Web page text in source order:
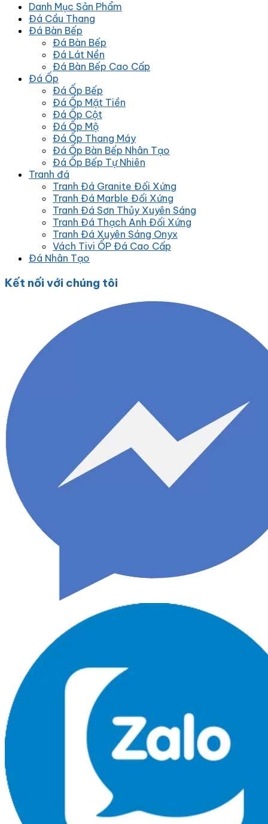
Danh Mục Sản Phẩm
Đá Cầu Thang
Đá Bàn Bếp
Đá Bàn Bếp
Đá Lát Nền
Đá Bàn Bếp Cao Cấp
Đá Ốp
Đá Ốp Bếp
Đá Ốp Mặt Tiền
Đá Ốp Cột
Đá Ốp Mộ
Đá Ốp Thang Máy
Đá Ốp Bàn Bếp Nhân Tạo
Đá Ốp Bếp Tự Nhiên
Tranh đá
Tranh Đá Granite Đối Xứng
Tranh Đá Marble Đối Xứng
Tranh Đá Sơn Thủy Xuyên Sáng
Tranh Đá Thạch Anh Đối Xứng
Tranh Đá Xuyên Sáng Onyx
Vách Tivi ỐP Đá Cao Cấp
Đá Nhân Tạo
Kết nối với chúng tôi